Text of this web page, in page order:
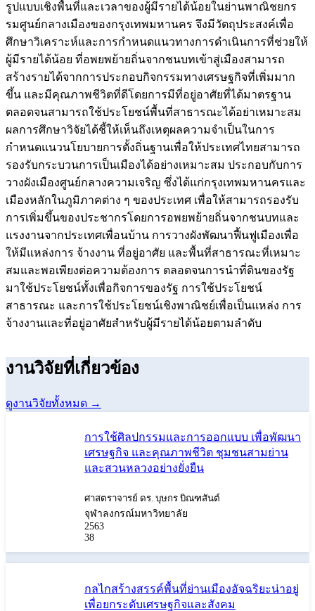
รูปแบบเชิงพื้นที่และเวลาของผู้มีรายได้น้อยในย่านพาณิชยกร
รมศูนย์กลางเมืองของกรุงเทพมหานคร จึงมีวัตถุประสงค์เพื่อ
ศึกษาวิเคราะห์และการกำหนดแนวทางการดำเนินการที่ช่วยให้
ผู้มีรายได้น้อย ที่อพยพย้ายถิ่นจากชนบทเข้าสู่เมืองสามารถ
สร้างรายได้จากการประกอบกิจกรรมทางเศรษฐกิจที่เพิ่มมาก
ขึ้น และมีคุณภาพชีวิตที่ดีโดยการมีที่อยู่อาศัยที่ได้มาตรฐาน
ตลอดจนสามารถใช้ประโยชน์พื้นที่สาธารณะได้อย่าเหมาะสม
ผลการศึกษาวิจัยได้ชี้ให้เห็นถึงเหตุผลความจำเป็นในการ
กำหนดแนวนโยบายการตั้งถิ่นฐานเพื่อให้ประเทศไทยสามารถ
รองรับกระบวนการเป็นเมืองได้อย่างเหมาะสม ประกอบกับการ
วางผังเมืองศูนย์กลางความเจริญ ซึ่งได้แก่กรุงเทพมหานครและ
เมืองหลักในภูมิภาคต่าง ๆ ของประเทศ เพื่อให้สามารถรองรับ
การเพิ่มขึ้นของประชากรโดยการอพยพย้ายถิ่นจากชนบทและ
แรงงานจากประเทศเพื่อนบ้าน การวางผังพัฒนาฟื้นฟูเมืองเพื่อ
ให้มีแหล่งการ จ้างงาน ที่อยู่อาศัย และพื้นที่สาธารณะที่เหมาะ
สมและพอเพียงต่อความต้องการ ตลอดจนการนำที่ดินของรัฐ
มาใช้ประโยชน์ทั้งเพื่อกิจการของรัฐ การใช้ประโยชน์
สาธารณะ และการใช้ประโยชน์เชิงพาณิชย์เพื่อเป็นแหล่ง การ
จ้างงานและที่อยู่อาศัยสำหรับผู้มีรายได้น้อยตามลำดับ
งานวิจัยที่เกี่ยวข้อง
ดูงานวิจัยทั้งหมด →
การใช้ศิลปกรรมและการออกแบบ เพื่อพัฒนา
เศรษฐกิจ และคุณภาพชีวิต ชุมชนสามย่าน
และสวนหลวงอย่างยั่งยืน
ศาสตราจารย์ ดร. บุษกร บิณฑสันต์
จุฬาลงกรณ์มหาวิทยาลัย
2563
38
กลไกสร้างสรรค์พื้นที่ย่านเมืองอัจฉริยะน่าอยู่
เพื่อยกระดับเศรษฐกิจและสังคม